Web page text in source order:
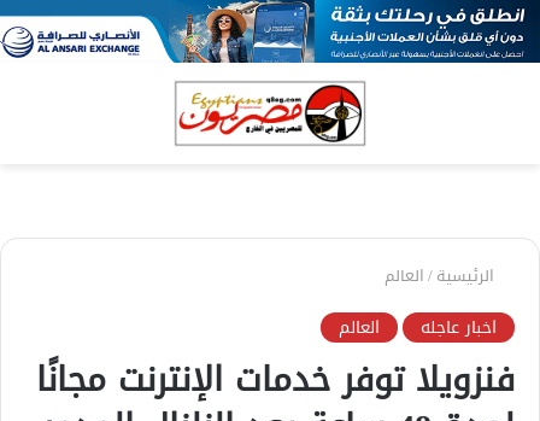
الرئيسية/العالم
اخبار عاجله العالم
فنزويلا توفر خدمات الإنترنت مجانًا